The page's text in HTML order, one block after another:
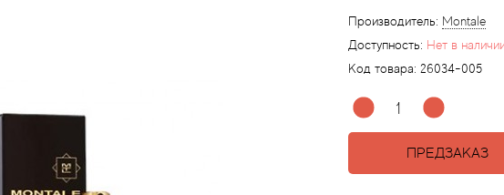
Производитель: Montale
Доступность: Нет в
Код товара: 26034-005
ПРЕДЗАКАЗ